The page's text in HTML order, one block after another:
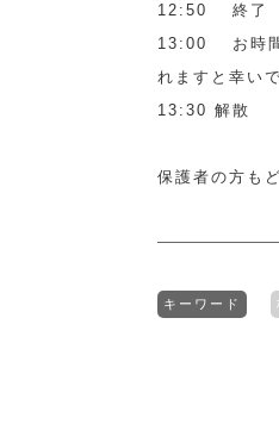
12:50 終了
13:00 お時間
れますと幸いで
13:30 解散
保護者の方も
キーワード